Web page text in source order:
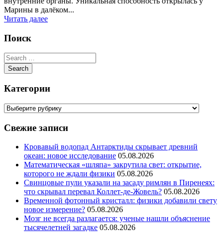
Марины в далёком...
Читать далее
Поиск
Категории
Свежие записи
Кровавый водопад Антарктиды скрывает древний
океан: новое исследование 05.08.2026
Математическая «шляпа» закрутила свет: открытие,
которого не ждали физики 05.08.2026
Свинцовые пули указали на засаду римлян в Пиренеях:
что скрывал перевал Коллет-де-Жовель? 05.08.2026
Временной фотонный кристалл: физики добавили свету
новое измерение? 05.08.2026
Мозг не всегда разлагается: ученые нашли объяснение
тысячелетней загадке 05.08.2026